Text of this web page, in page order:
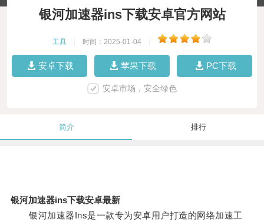
银河加速器ins下载安卓官方网站
工具 时间：2025-01-04
安卓下载 苹果下载 PC下载
安卓市场，安全绿色
简介 排行
银河加速器ins下载安卓最新
银河加速器Ins是一款专为安卓用户打造的网络加速工